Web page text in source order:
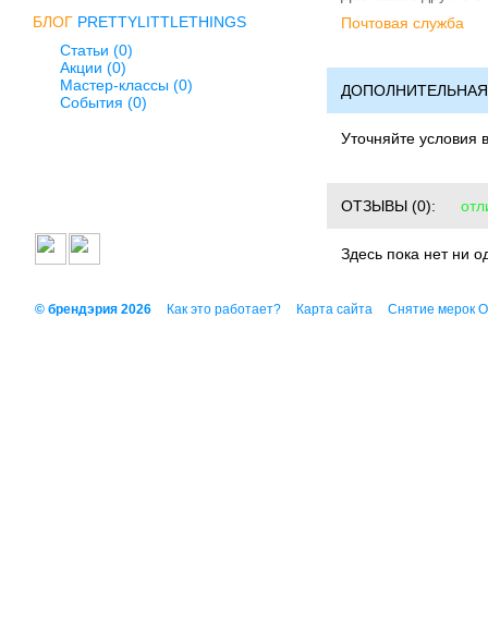
БЛОГ PRETTYLITTLETHINGS
Статьи (0)
Акции (0)
Мастер-классы (0)
События (0)
Почтовая служба
Уточняйте условия
ОТЗЫВЫ (0):
Здесь пока нет ни
© брендэрия 2026 Как это работает? Карта сайта Снятие мерок